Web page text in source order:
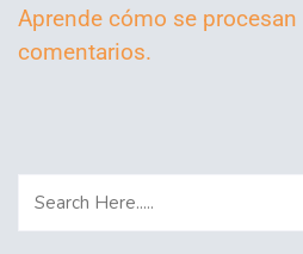
Aprende cómo se
comentarios.